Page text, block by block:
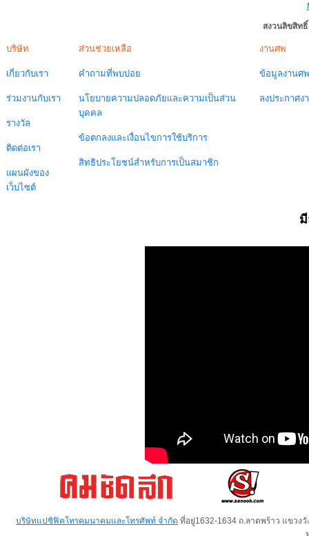
สงวนลิขสิท
บริษัท
เกี่ยวกับเรา
ร่วมงานกับเรา
รางวัล
ติดต่อเรา
แผนผังของ
เว็บไซต์
ส่วนช่วยเหลือ
คำถามที่พบบ่อย
นโยบายความปลอดภัยและความเป็นส่วน
บุคคล
ข้อตกลงและเงื่อนไขการใช้บริการ
สิทธิประโยชน์สำหรับการเป็นสมาชิก
งานศพ
ข้อมูลงานศพ
ลงประกาศง
บริษัทแปซิฟิคโทรคมนาคมและโทรศัพท์ จำกัด ที่อยู่1632-1634 ถ.ลาดพร้าว แขวง